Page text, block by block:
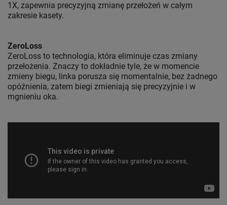
1X, zapewnia precyzyjną zmianę przełożeń w całym
zakresie kasety.
ZeroLoss
ZeroLoss to technologia, która eliminuje czas zmiany
przełożenia. Znaczy to dokładnie tyle, że w momencie
zmieny biegu, linka porusza się momentalnie, bez żadnego
opóźnienia, zatem biegi zmieniają się precyzyjnie i w
mgnieniu oka.